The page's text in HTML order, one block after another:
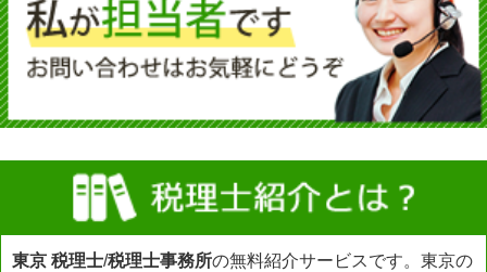
東京 税理士/税理士事務所の無料紹介サービスです。東京の